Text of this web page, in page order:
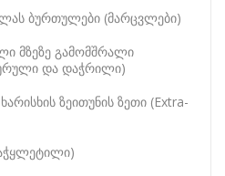
ბურთულები (მარცვლები)
მზეზე გამომშრალი
და დაჭრილი)
ზეითუნის ზეთი (Extra-